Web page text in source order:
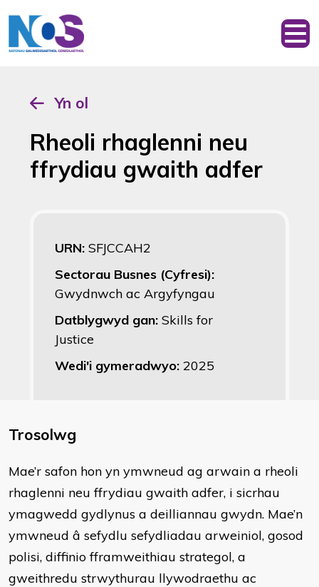
Yn ol
Rheoli rhaglenni neu
ffrydiau gwaith adfer
URN: SFJCCAH2
Sectorau Busnes (Cyfresi):
Gwydnwch ac Argyfyngau
Datblygwyd gan: Skills for
Justice
Wedi'i gymeradwyo: 2025
Trosolwg
Mae’r safon hon yn ymwneud ag arwain a rheoli
rhaglenni neu ffrydiau gwaith adfer, i sicrhau
ymagwedd gydlynus a deilliannau gwydn. Mae’n
ymwneud â sefydlu sefydliadau arweiniol, gosod
polisi, diffinio fframweithiau strategol, a
gweithredu strwythurau llywodraethu ac